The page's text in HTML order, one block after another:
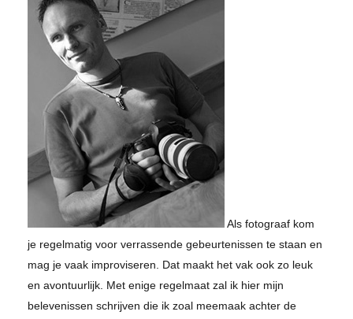
Als fotograaf kom
je regelmatig voor verrassende gebeurtenissen te staan en
mag je vaak improviseren. Dat maakt het vak ook zo leuk
en avontuurlijk. Met enige regelmaat zal ik hier mijn
belevenissen schrijven die ik zoal meemaak achter de